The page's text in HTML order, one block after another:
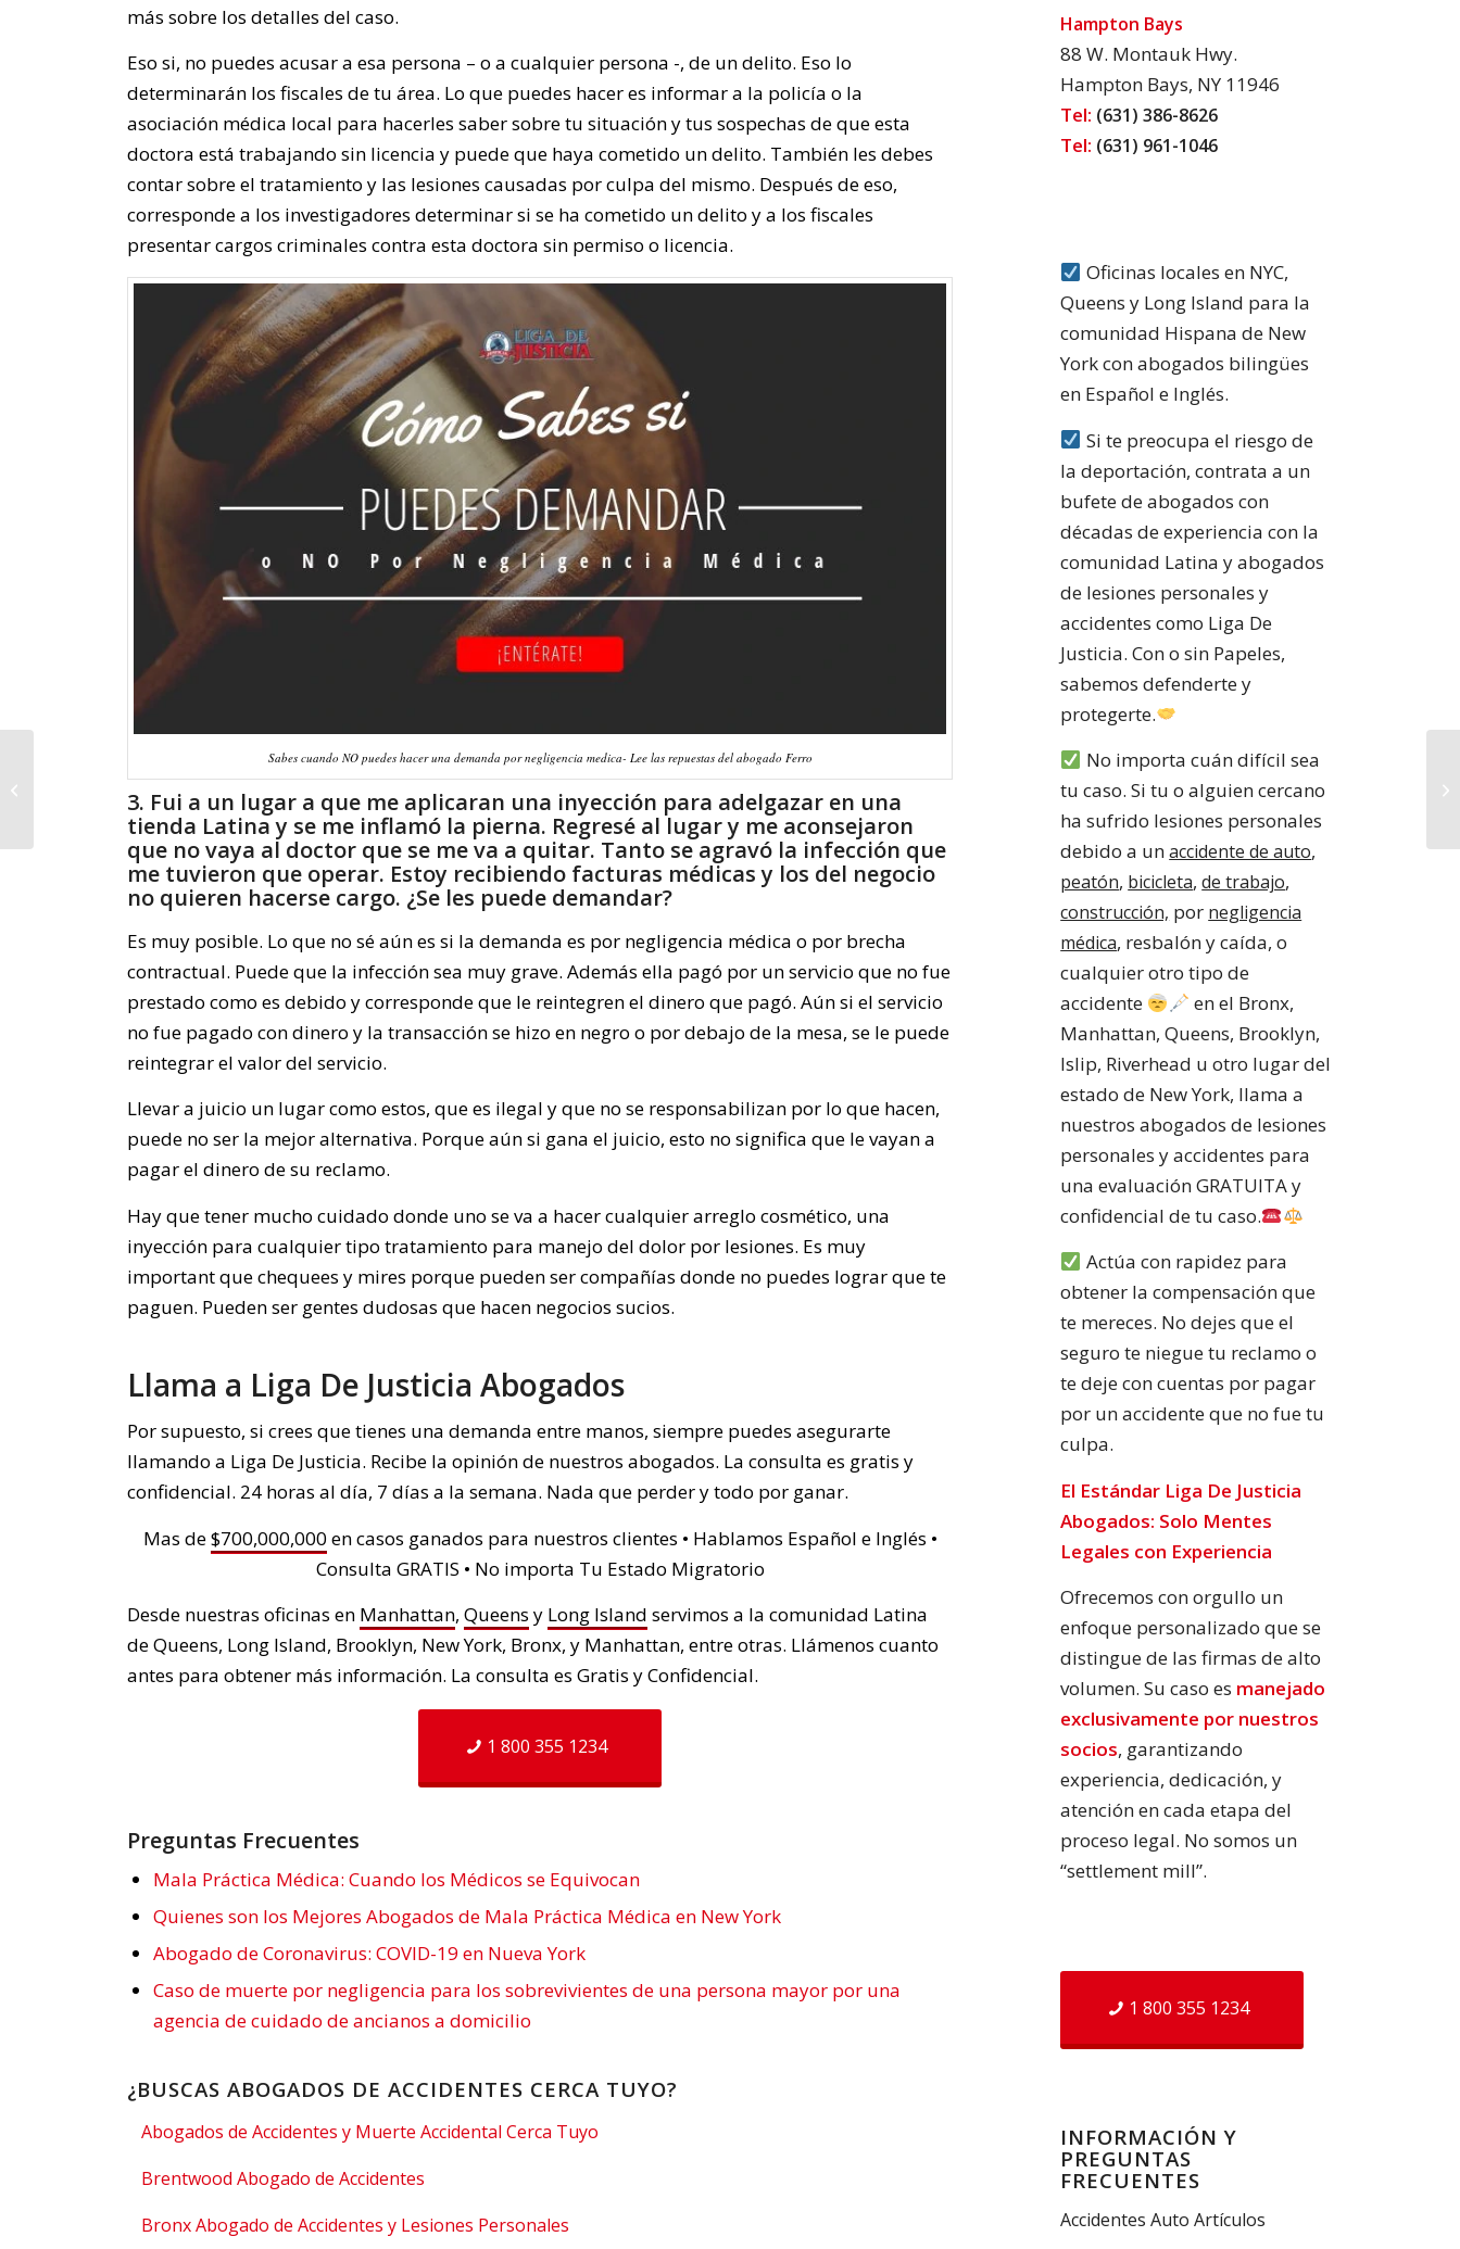
más sobre los detalles del caso.
Eso si, no puedes acusar a esa persona – o a cualquier persona -, de un delito. Eso lo
determinarán los fiscales de tu área. Lo que puedes hacer es informar a la policía o la
asociación médica local para hacerles saber sobre tu situación y tus sospechas de que esta
doctora está trabajando sin licencia y puede que haya cometido un delito. También les debes
contar sobre el tratamiento y las lesiones causadas por culpa del mismo. Después de eso,
corresponde a los investigadores determinar si se ha cometido un delito y a los fiscales
presentar cargos criminales contra esta doctora sin permiso o licencia.
Sabes cuando NO puedes hacer una demanda por negligencia medica- Lee las repuestas del abogado Ferro
3. Fui a un lugar a que me aplicaran una inyección para adelgazar en una
tienda Latina y se me inflamó la pierna. Regresé al lugar y me aconsejaron
que no vaya al doctor que se me va a quitar. Tanto se agravó la infección que
me tuvieron que operar. Estoy recibiendo facturas médicas y los del negocio
no quieren hacerse cargo. ¿Se les puede demandar?
Es muy posible. Lo que no sé aún es si la demanda es por negligencia médica o por brecha
contractual. Puede que la infección sea muy grave. Además ella pagó por un servicio que no fue
prestado como es debido y corresponde que le reintegren el dinero que pagó. Aún si el servicio
no fue pagado con dinero y la transacción se hizo en negro o por debajo de la mesa, se le puede
reintegrar el valor del servicio.
Llevar a juicio un lugar como estos, que es ilegal y que no se responsabilizan por lo que hacen,
puede no ser la mejor alternativa. Porque aún si gana el juicio, esto no significa que le vayan a
pagar el dinero de su reclamo.
Hay que tener mucho cuidado donde uno se va a hacer cualquier arreglo cosmético, una
inyección para cualquier tipo tratamiento para manejo del dolor por lesiones. Es muy
important que chequees y mires porque pueden ser compañías donde no puedes lograr que te
paguen. Pueden ser gentes dudosas que hacen negocios sucios.
Llama a Liga De Justicia Abogados
Por supuesto, si crees que tienes una demanda entre manos, siempre puedes asegurarte
llamando a Liga De Justicia. Recibe la opinión de nuestros abogados. La consulta es gratis y
confidencial. 24 horas al día, 7 días a la semana. Nada que perder y todo por ganar.
Mas de$700,000,000 en casos ganados para nuestros clientes • Hablamos Español e Inglés •
Consulta GRATIS • No importa Tu Estado Migratorio
Desde nuestras oficinas en Manhattan,Queens y Long Island servimos a la comunidad Latina
de Queens, Long Island, Brooklyn, New York, Bronx, y Manhattan, entre otras. Llámenos cuanto
antes para obtener más información. La consulta es Gratis y Confidencial.
1 800 355 1234
Preguntas Frecuentes
Mala Práctica Médica: Cuando los Médicos se Equivocan
Quienes son los Mejores Abogados de Mala Práctica Médica en New York
Abogado de Coronavirus: COVID-19 en Nueva York
Caso de muerte por negligencia para los sobrevivientes de una persona mayor por una
agencia de cuidado de ancianos a domicilio
¿BUSCAS ABOGADOS DE ACCIDENTES CERCA TUYO?
Abogados de Accidentes y Muerte Accidental Cerca Tuyo
Brentwood Abogado de Accidentes
Bronx Abogado de Accidentes y Lesiones Personales
Hampton Bays
88 W. Montauk Hwy.
Hampton Bays, NY 11946
Tel: (631) 386-8626
Tel: (631) 961-1046
Oficinas locales en NYC,
Queens y Long Island para la
comunidad Hispana de New
York con abogados bilingües
en Español e Inglés.
Si te preocupa el riesgo de
la deportación, contrata a un
bufete de abogados con
décadas de experiencia con la
comunidad Latina y abogados
de lesiones personales y
accidentes como Liga De
Justicia. Con o sin Papeles,
sabemos defenderte y
protegerte.
No importa cuán difícil sea
tu caso. Si tu o alguien cercano
ha sufrido lesiones personales
debido a unaccidente de auto,
peatón, bicicleta,de trabajo,
construcción, por negligencia
médica, resbalón y caída, o
cualquier otro tipo de
accidente
en el Bronx,
Manhattan, Queens, Brooklyn,
Islip, Riverhead u otro lugar del
estado de New York, llama a
nuestros abogados de lesiones
personales y accidentes para
una evaluación GRATUITA y
confidencial de tu caso.
Actúa con rapidez para
obtener la compensación que
te mereces. No dejes que el
seguro te niegue tu reclamo o
te deje con cuentas por pagar
por un accidente que no fue tu
culpa.
El Estándar Liga De Justicia
Abogados: Solo Mentes
Legales con Experiencia
Ofrecemos con orgullo un
enfoque personalizado que se
distingue de las firmas de alto
volumen. Su caso es manejado
exclusivamente por nuestros
socios, garantizando
experiencia, dedicación, y
atención en cada etapa del
proceso legal. No somos un
“settlement mill”.
1 800 355 1234
INFORMACIÓN Y
PREGUNTAS
FRECUENTES
Accidentes Auto Artículos
en Reclamos por
Muerte Injusta en New